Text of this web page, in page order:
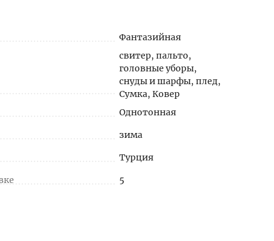
Фантазийная
свитер, пальто,
головные уборы,
снуды и шарфы, плед,
Сумка, Ковер
Однотонная
зима
Турция
5